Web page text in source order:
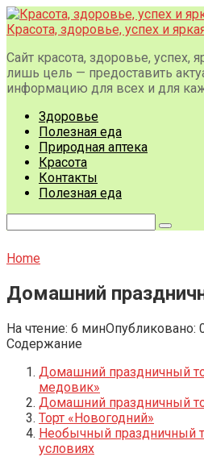
Перейти
к
Красота, здоровье, успех и
Сайт красота, здоровье, успех,
лишь цель — предоставить
информацию для всех и для
Здоровье
Полезная еда
Природная аптека
Красота
Контакты
Полезная еда
Home
Домашний
На чтение: 6 минОпубликовано:
Содержание
Домашний праздничный
медовик»
Домашний праздничный
Торт «Новогодний»
Необычный праздничный
условиях